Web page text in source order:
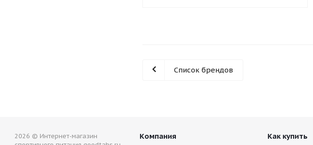
Список брендов
2026 © Интернет-магазин
Компания Как купить